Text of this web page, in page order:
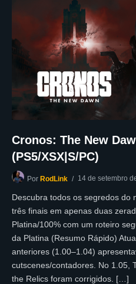
Cronos: The New
(PS5/XSX|S/PC)
Por RodLink 14 de setembro
Descubra todos os segredos do
três finais em apenas duas
Platina/100% com um roteiro
da Platina (Resumo Rápido)
anteriores (1.00–1.04)
cutscenes/contadores. No 1.05,
the Relics foram corrigidos. […]